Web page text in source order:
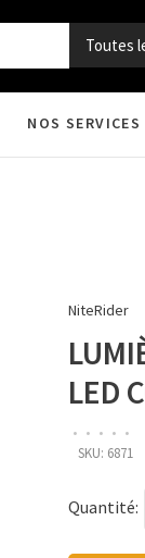
Toutes
NOS SERVICES
NiteRider
LED
• • • • •
SKU: 6871
Quantité: